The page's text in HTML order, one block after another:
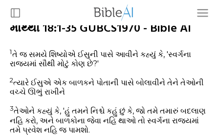
માથ્થી 18:1-35 GUBCS1970 - Bible AI
1તે જ સમયે શિષ્યોએ ઈસુની પાસે આવીને કહ્યું કે, 'સ્વર્ગના
રાજ્યમાં સૌથી મોટું કોણ છે?'
2ત્યારે ઈસુએ એક બાળકને પોતાની પાસે બોલાવીને તેને તેઓની
વચ્ચે ઊભું રાખીને
3તેઓને કહ્યું કે, 'હું તમને નિશ્ચે કહું છું કે, જો તમે તમારું બદલાણ
નહિ કરો, અને બાળકોના જેવા નહિ થાઓ તો સ્વર્ગના રાજ્યમાં
તમે પ્રવેશ નહિ જ પામશો.